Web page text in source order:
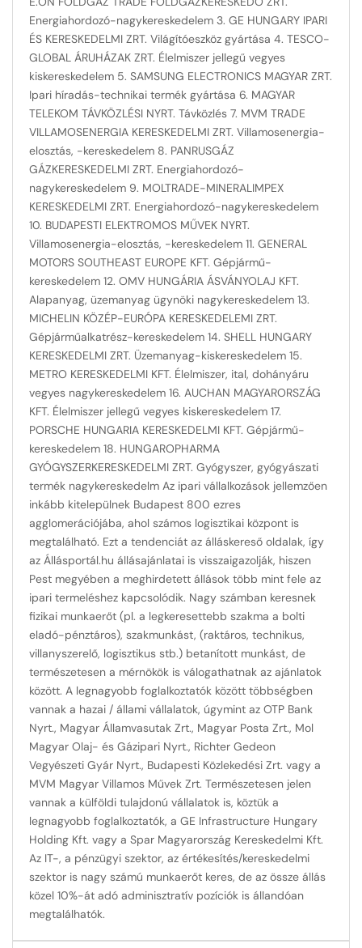
Energiahordozó-nagykereskedelem 3. GE HUNGARY IPARI
ÉS KERESKEDELMI ZRT. Világítóeszköz gyártása 4. TESCO-
GLOBAL ÁRUHÁZAK ZRT. Élelmiszer jellegű vegyes
kiskereskedelem 5. SAMSUNG ELECTRONICS MAGYAR ZRT.
Ipari híradás-technikai termék gyártása 6. MAGYAR
TELEKOM TÁVKÖZLÉSI NYRT. Távközlés 7. MVM TRADE
VILLAMOSENERGIA KERESKEDELMI ZRT. Villamosenergia-
elosztás, -kereskedelem 8. PANRUSGÁZ
GÁZKERESKEDELMI ZRT. Energiahordozó-
nagykereskedelem 9. MOLTRADE-MINERALIMPEX
KERESKEDELMI ZRT. Energiahordozó-nagykereskedelem
10. BUDAPESTI ELEKTROMOS MŰVEK NYRT.
Villamosenergia-elosztás, -kereskedelem 11. GENERAL
MOTORS SOUTHEAST EUROPE KFT. Gépjármű-
kereskedelem 12. OMV HUNGÁRIA ÁSVÁNYOLAJ KFT.
Alapanyag, üzemanyag ügynöki nagykereskedelem 13.
MICHELIN KÖZÉP-EURÓPA KERESKEDELEMI ZRT.
Gépjárműalkatrész-kereskedelem 14. SHELL HUNGARY
KERESKEDELMI ZRT. Üzemanyag-kiskereskedelem 15.
METRO KERESKEDELMI KFT. Élelmiszer, ital, dohányáru
vegyes nagykereskedelem 16. AUCHAN MAGYARORSZÁG
KFT. Élelmiszer jellegű vegyes kiskereskedelem 17.
PORSCHE HUNGARIA KERESKEDELMI KFT. Gépjármű-
kereskedelem 18. HUNGAROPHARMA
GYÓGYSZERKERESKEDELMI ZRT. Gyógyszer, gyógyászati
termék nagykereskedelm Az ipari vállalkozások jellemzően
inkább kitelepülnek Budapest 800 ezres
agglomerációjába, ahol számos logisztikai központ is
megtalálható. Ezt a tendenciát az álláskereső oldalak, így
az Állásportál.hu állásajánlatai is visszaigazolják, hiszen
Pest megyében a meghirdetett állások több mint fele az
ipari termeléshez kapcsolódik. Nagy számban keresnek
fizikai munkaerőt (pl. a legkeresettebb szakma a bolti
eladó-pénztáros), szakmunkást, (raktáros, technikus,
villanyszerelő, logisztikus stb.) betanított munkást, de
természetesen a mérnökök is válogathatnak az ajánlatok
között. A legnagyobb foglalkoztatók között többségben
vannak a hazai / állami vállalatok, úgymint az OTP Bank
Nyrt., Magyar Államvasutak Zrt., Magyar Posta Zrt., Mol
Magyar Olaj- és Gázipari Nyrt., Richter Gedeon
Vegyészeti Gyár Nyrt., Budapesti Közlekedési Zrt. vagy a
MVM Magyar Villamos Művek Zrt. Természetesen jelen
vannak a külföldi tulajdonú vállalatok is, köztük a
legnagyobb foglalkoztatók, a GE Infrastructure Hungary
Holding Kft. vagy a Spar Magyarország Kereskedelmi Kft.
Az IT-, a pénzügyi szektor, az értékesítés/kereskedelmi
szektor is nagy számú munkaerőt keres, de az össze állás
közel 10%-át adó adminisztratív pozíciók is állandóan
megtalálhatók.